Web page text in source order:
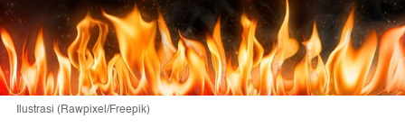
Ilustrasi (Rawpixel/Freepik)